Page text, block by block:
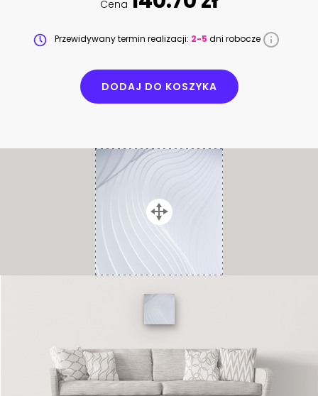
Cena
Przewidywany termin realizacji: 2-5 dni robocze
DODAJ DO KOSZYKA